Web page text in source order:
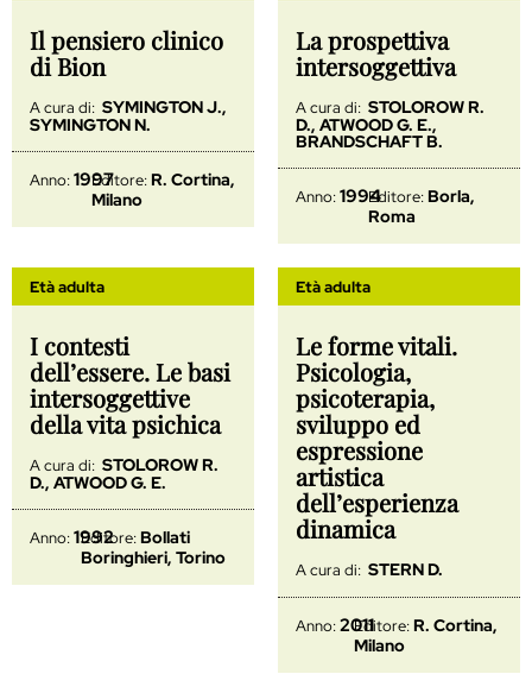
Il pensiero clinico
di Bion
A cura di: SYMINGTON J.,
SYMINGTON N.
Anno:1997Editore:R. Cortina,
Milano
La prospettiva
intersoggettiva
A cura di: STOLOROW R.
D., ATWOOD G. E.,
BRANDSCHAFT B.
Anno:1994Editore:Borla,
Roma
Età adulta
I contesti
dell’essere. Le basi
intersoggettive
della vita psichica
A cura di: STOLOROW R.
D., ATWOOD G. E.
Anno:1992
Editore:Bollati
Boringhieri, Torino
Età adulta
Le forme vitali.
Psicologia,
psicoterapia,
sviluppo ed
espressione
artistica
dell’esperienza
dinamica
A cura di: STERN D.
Anno:2011
Editore:R. Cortina,
Milano